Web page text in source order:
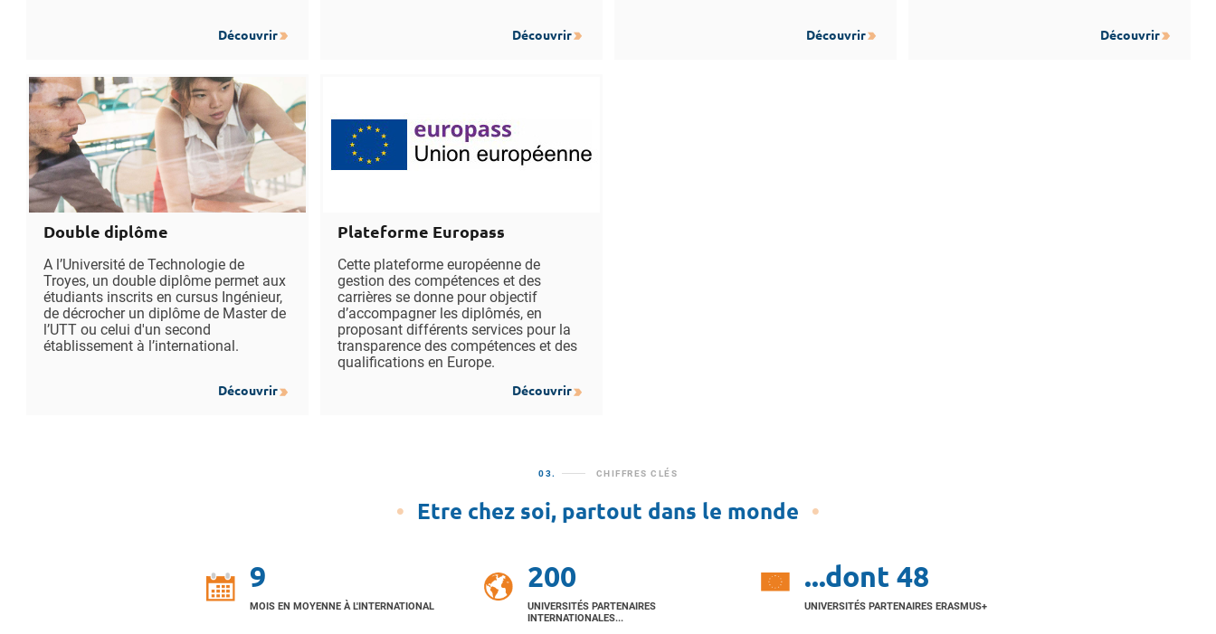
Découvrir Découvrir Découvrir Découvrir
Double diplôme
A l’Université de Technologie de
Troyes, un double diplôme permet aux
étudiants inscrits en cursus Ingénieur,
de décrocher un diplôme de Master de
l’UTT ou celui d'un second
établissement à l’international.
Découvrir
Plateforme Europass
Cette plateforme européenne de
gestion des compétences et des
carrières se donne pour objectif
d’accompagner les diplômés, en
proposant différents services pour la
transparence des compétences et des
qualifications en Europe.
Découvrir
03. CHIFFRES CLÉS
Etre chez soi, partout dans le monde
9
MOIS EN MOYENNE À L'INTERNATIONAL
200
UNIVERSITÉS PARTENAIRES
INTERNATIONALES...
...dont 48
UNIVERSITÉS PARTENAIRES ERASMUS+